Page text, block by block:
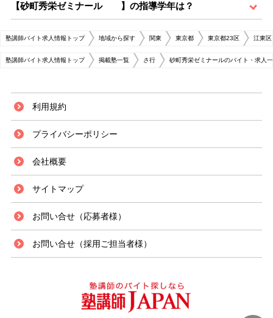
【砂町秀栄ゼミナール 】の指導学年は？
塾講師バイト求人情報トップ 地域から探す 関東 東京都 東京都23区 江東区
塾講師バイト求人情報トップ 掲載塾一覧 さ行 砂町秀栄ゼミナールのバイト・求人
利用規約
プライバシーポリシー
会社概要
サイトマップ
お問い合せ（応募者様）
お問い合せ（採用ご担当者様）